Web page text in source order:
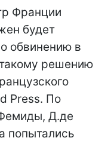
Франции
будет
обвинению в
решению
Press. По
Д.де
попытались